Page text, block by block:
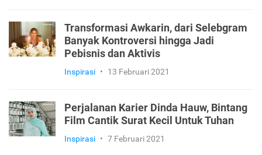
Transformasi Awkarin, dari Selebgram
Banyak Kontroversi hingga Jadi
Pebisnis dan Aktivis
Inspirasi • 13 Februari 2021
Perjalanan Karier Dinda Hauw, Bintang
Film Cantik Surat Kecil Untuk Tuhan
Inspirasi • 7 Februari 2021